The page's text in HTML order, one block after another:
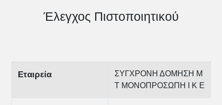
Έλεγχος Πιστοποιητικού
Εταιρεία
ΣΥΓΧΡΟΝΗ ΔΟΜΗΣΗ Μ
Τ ΜΟΝΟΠΡΟΣΩΠΗ Ι Κ Ε